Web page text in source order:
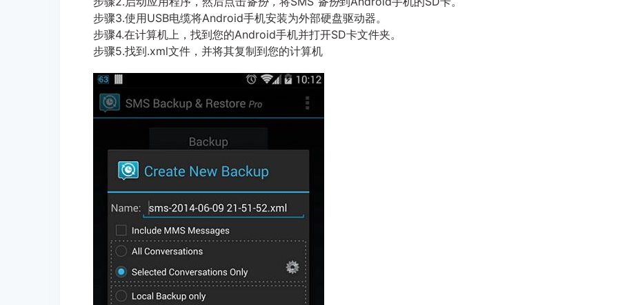
步骤3.使用USB电缆将Android手机安装为外部硬盘驱动器。
步骤4.在计算机上，找到您的Android手机并打开SD卡文件夹。
步骤5.找到.xml文件，并将其复制到您的计算机